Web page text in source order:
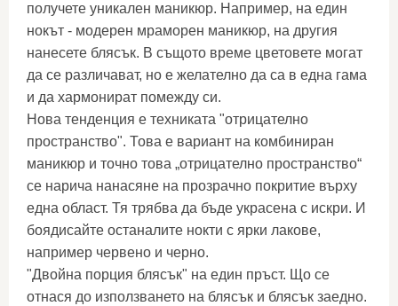
получете уникален маникюр. Например, на един
нокът - модерен мраморен маникюр, на другия
нанесете блясък. В същото време цветовете могат
да се различават, но е желателно да са в една гама
и да хармонират помежду си.
Нова тенденция е техниката "отрицателно
пространство". Това е вариант на комбиниран
маникюр и точно това „отрицателно пространство“
се нарича нанасяне на прозрачно покритие върху
една област. Тя трябва да бъде украсена с искри. И
боядисайте останалите нокти с ярки лакове,
например червено и черно.
"Двойна порция блясък" на един пръст. Що се
отнася до използването на блясък и блясък заедно.